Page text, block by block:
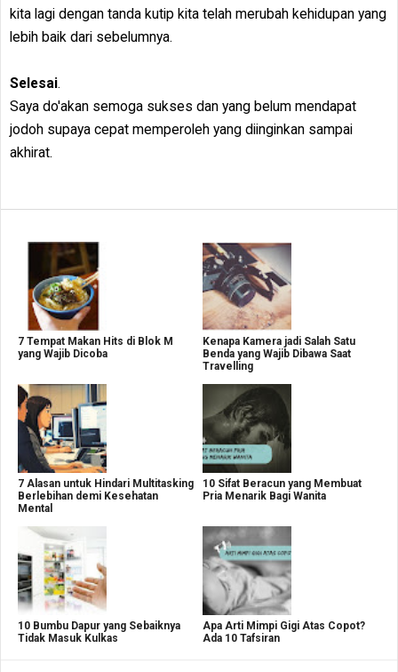
kita lagi dengan tanda kutip kita telah merubah kehidupan yang
lebih baik dari sebelumnya.
Selesai.
Saya do'akan semoga sukses dan yang belum mendapat
jodoh supaya cepat memperoleh yang diinginkan sampai
akhirat.
7 Tempat Makan Hits di Blok M
yang Wajib Dicoba
Kenapa Kamera jadi Salah Satu
Benda yang Wajib Dibawa Saat
Travelling
7 Alasan untuk Hindari Multitasking
Berlebihan demi Kesehatan
Mental
10 Sifat Beracun yang Membuat
Pria Menarik Bagi Wanita
10 Bumbu Dapur yang Sebaiknya
Tidak Masuk Kulkas
Apa Arti Mimpi Gigi Atas Copot?
Ada 10 Tafsiran